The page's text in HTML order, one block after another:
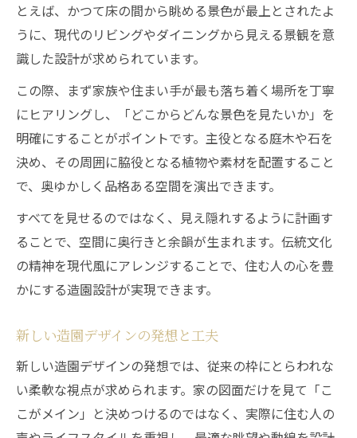
とえば、かつて床の間から眺める景色が最上とされたよ
うに、現代のリビングやダイニングから見える景観を意
識した設計が求められています。
この際、まず家族や住まい手が最も落ち着く場所を丁寧
にヒアリングし、「どこからどんな景色を見たいか」を
明確にすることがポイントです。主役となる庭木や石を
決め、その周囲に脇役となる植物や素材を配置すること
で、奥ゆかしく品格ある空間を演出できます。
すべてを見せるのではなく、見え隠れするように計画す
ることで、空間に奥行きと余韻が生まれます。伝統文化
の精神を現代風にアレンジすることで、住む人の心を豊
かにする造園設計が実現できます。
新しい造園デザインの発想と工夫
新しい造園デザインの発想では、従来の枠にとらわれな
い柔軟な視点が求められます。家の図面だけを見て「こ
こがメイン」と決めつけるのではなく、実際に住む人の